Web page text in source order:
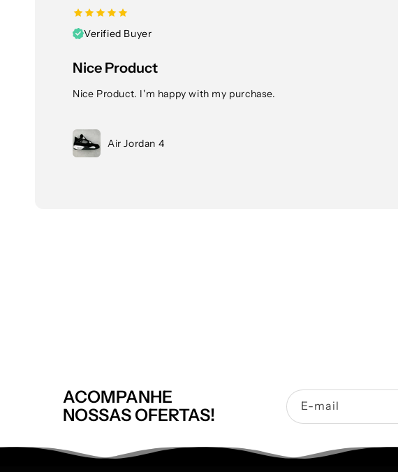
Verified Buyer
Nice Product
Nice Product. I'm happy with my purchase.
Air Jordan 4
ACOMPANHE
NOSSAS OFERTAS!
E-mail